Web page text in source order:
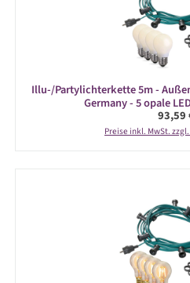
Illu-/Partylichterkette 5m -
Germany - 5 opale
93,59
Preise inkl. MwSt.